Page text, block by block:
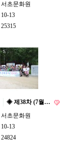
서초문화원
10-13
25315
◈ 제38차 (7월…
서초문화원
10-13
24824